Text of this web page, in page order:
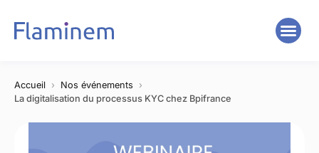
Accueil
Nos événements
La digitalisation du processus KYC chez Bpifrance